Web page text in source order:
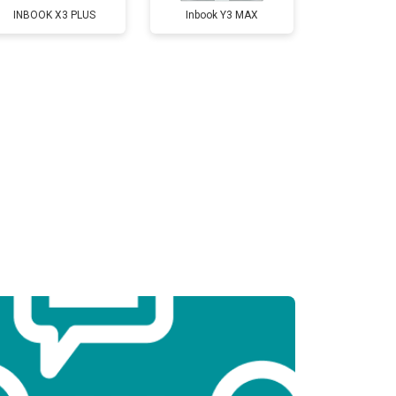
3800 ₽ Заказать
2300 ₽
INBOOK X3 PLUS Inbook Y3 MAX